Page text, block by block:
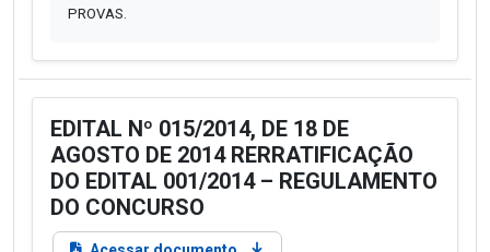
PROVAS.
EDITAL Nº 015/2014, DE 18 DE
AGOSTO DE 2014 RERRATIFICAÇÃO
DO EDITAL 001/2014 – REGULAMENTO
DO CONCURSO